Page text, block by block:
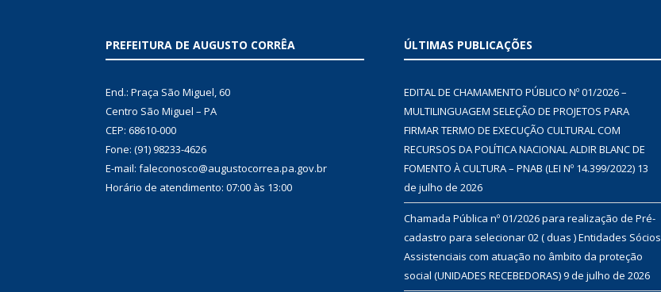
PREFEITURA DE AUGUSTO CORRÊA
End.: Praça São Miguel, 60
Centro São Miguel – PA
CEP: 68610-000
Fone: (91) 98233-4626
E-mail: faleconosco@augustocorrea.pa.gov.br
Horário de atendimento: 07:00 às 13:00
ÚLTIMAS PUBLICAÇÕES
EDITAL DE CHAMAMENTO PÚBLICO Nº 01/2026 –
MULTILINGUAGEM SELEÇÃO DE PROJETOS PARA
FIRMAR TERMO DE EXECUÇÃO CULTURAL COM
RECURSOS DA POLÍTICA NACIONAL ALDIR BLANC DE
FOMENTO À CULTURA – PNAB (LEI Nº 14.399/2022) 13
de julho de 2026
Chamada Pública nº 01/2026 para realização de Pré-
cadastro para selecionar 02 ( duas ) Entidades Sócios
Assistenciais com atuação no âmbito da proteção
social (UNIDADES RECEBEDORAS)9 de julho de 2026